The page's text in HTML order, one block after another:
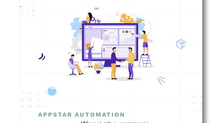
Automatyzacje w firmie
produkcyjnej (case study)
APPSTAR AUTOMATION